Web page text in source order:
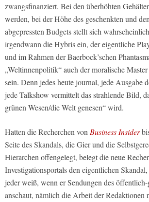
zwangsfinanziert. Bei den überhöhten
werden, bei der Höhe des geschenkten und
abgepressten Budgets stellt sich
irgendwann die Hybris ein, der eigentliche
und im Rahmen der Baerbock’schen
„Weltinnenpolitik“ auch der moralische
sein. Denn jedes heute journal, jede Ausgabe
jede Talkshow vermittelt das strahlende Bild,
grünen Wesen/die Welt genesen“ wird.
Hatten die Recherchen von Business Insider
Seite des Skandals, die Gier und die
Hierarchen offengelegt, belegt die neue
Investigationsportals den eigentlichen
jeder weiß, wenn er Sendungen des
anschaut, nämlich die Arbeit der Redaktionen